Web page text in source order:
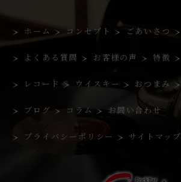
ホーム コンセプト ごあいさつ
よくある質問 お客様の声 特徴
レコード ウイスキー おつまみ
ブログ コラム お問い合わせ
プライバシーポリシー サイトマップ